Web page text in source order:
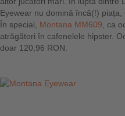
Eyewear nu domină încă(!)
În special, Montana MM609 , ca
atrăgători în cafenelele hipster.
doar 120,96 RON.